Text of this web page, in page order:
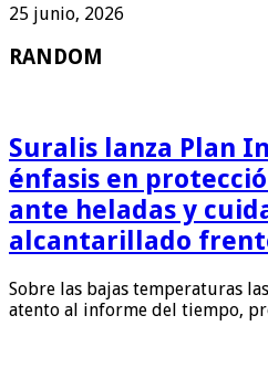
25 junio, 2026
RANDOM
Suralis lanza Plan
énfasis en
ante heladas y
alcantarillado
Sobre las bajas temperaturas
atento al informe del tiempo,